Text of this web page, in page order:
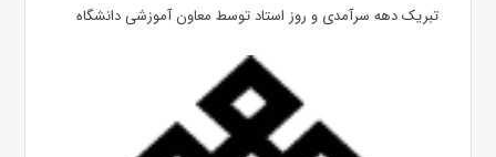
تبریک دهه سرآمدی و روز استاد توسط معاون آموزشی دانشگاه